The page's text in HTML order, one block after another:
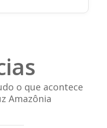
o que acontece
Amazônia